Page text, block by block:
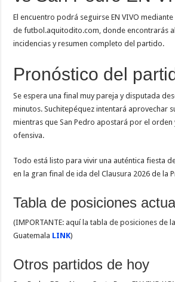
El encuentro podrá seguirse EN VIVO
de futbol.aquitodito.com, donde encontrarás
incidencias y resumen completo del partido.
Pronóstico del
Se espera una final muy pareja y disputada
minutos. Suchitepéquez intentará aprovechar
mientras que San Pedro apostará por el orden
ofensiva.
Todo está listo para vivir una auténtica fiesta
en la gran final de ida del Clausura 2026 de la
Tabla de posiciones
(IMPORTANTE: aquí la tabla de posiciones de
Guatemala LINK)
Otros partidos de hoy